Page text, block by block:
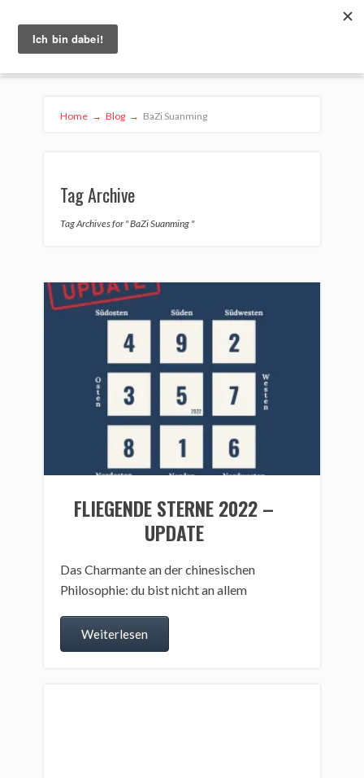
Home → Blog → BaZi Suanming
Tag Archive
Tag Archives for " BaZi Suanming "
FLIEGENDE STERNE 2022 –
UPDATE
Das Charmante an der chinesischen
Philosophie: du bist nicht an allem
Weiterlesen